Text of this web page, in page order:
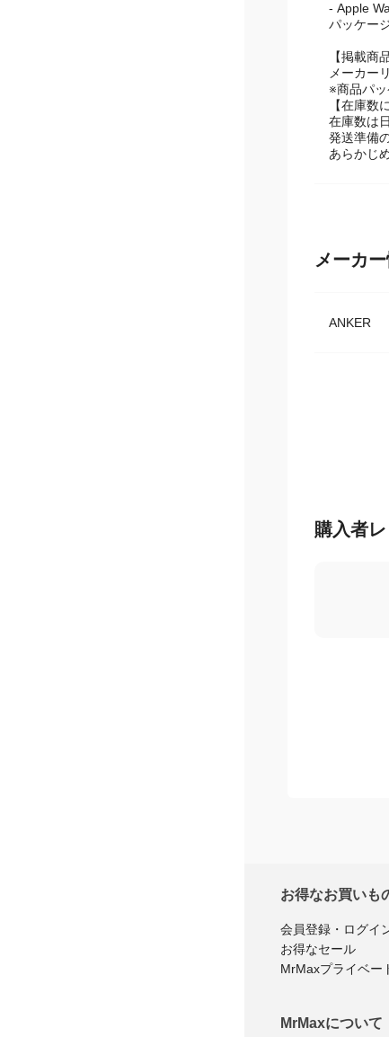
その他対
- Apple
【掲載商
メーカー
※商品パ
【在庫数
在庫数は
発送準備
お得なお買いも
会員登録・ログイ
お得なセール
MrMaxプライベー
MrMaxについて